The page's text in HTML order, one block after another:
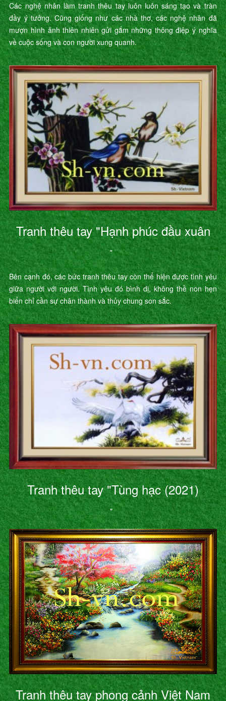
Các nghệ nhân làm tranh thêu tay luôn luôn sáng tạo và tràn
đầy ý tưởng. Cũng giống như các nhà thơ, các nghệ nhân đã
mượn hình ảnh thiên nhiên gửi gắm những thông điệp ý nghĩa
về cuộc sống và con người xung quanh.
Tranh thêu tay "Hạnh phúc đầu xuân
"
Bên cạnh đó, các bức tranh thêu tay còn thể hiện được tình yêu
giữa người với người. Tình yêu đó bình dị, không thề non hẹn
biển chỉ cần sự chân thành và thủy chung son sắc.
Tranh thêu tay "Tùng hạc (2021)
"
Tranh thêu tay phong cảnh Việt Nam